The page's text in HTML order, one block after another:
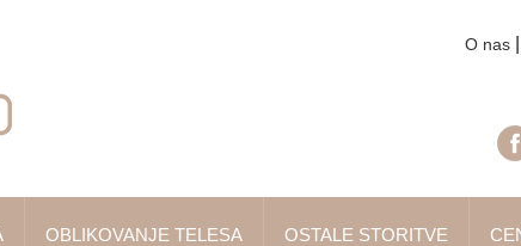
O nas
OBLIKOVANJE TELESA OSTALE STORITVE